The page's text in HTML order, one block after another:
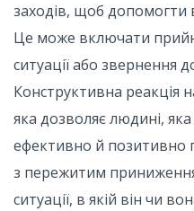
заходів, щоб допомогти
Це може включати
ситуації або звернення
Конструктивна реакція
яка дозволяє людині,
ефективно й позитивно
з пережитим
ситуації, в якій він чи